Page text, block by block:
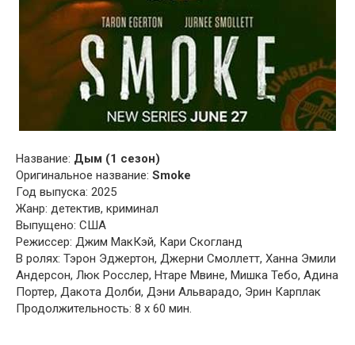
Название: Дым (1 сезон)
Оригинальное название: Smoke
Год выпуска: 2025
Жанр: детектив, криминал
Выпущено: США
Режиссер: Джим МакКэй, Кари Скогланд
В ролях: Тэрон Эджертон, Джерни Смоллетт, Ханна Эмили
Андерсон, Люк Росслер, Нтаре Мвине, Мишка Тебо, Адина
Портер, Дакота Долби, Дэни Альварадо, Эрин Карплак
Продолжительность: 8 х 60 мин.